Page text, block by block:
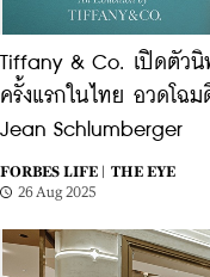
Tiffany & Co. เปิดตัว
ครั้งแรกในไทย อวดโฉ
Jean Schlumberger
FORBES LIFE |
THE EYE
26 Aug 2025